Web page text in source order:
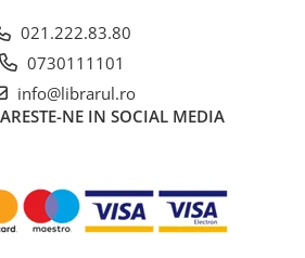
021.222.83.80
0730111101
info@librarul.ro
NE IN SOCIAL MEDIA